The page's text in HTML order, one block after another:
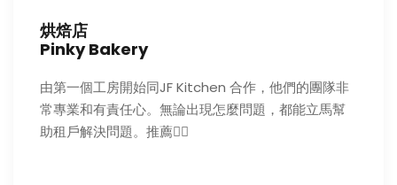
烘焙店
Pinky Bakery
由第一個工房開始同JF Kitchen 合作，他們的團隊非
常專業和有責任心。無論出現怎麼問題，都能立馬幫
助租戶解決問題。推薦👍🏻